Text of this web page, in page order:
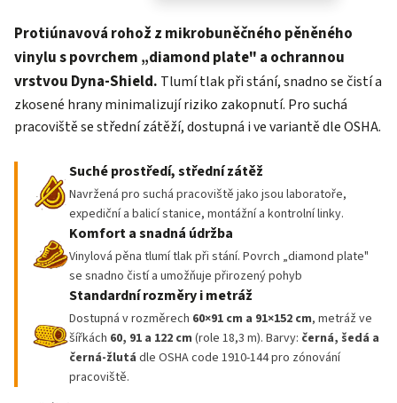
Protiúnavová rohož z mikrobuněčného pěněného
vinylu s povrchem „diamond plate" a ochrannou
vrstvou Dyna-Shield. Tlumí tlak při stání, snadno se čistí a
zkosené hrany minimalizují riziko zakopnutí. Pro suchá
pracoviště se střední zátěží, dostupná i ve variantě dle OSHA.
Suché prostředí, střední zátěž
Navržená pro suchá pracoviště jako jsou laboratoře,
expediční a balicí stanice, montážní a kontrolní linky.
Komfort a snadná údržba
Vinylová pěna tlumí tlak při stání. Povrch „diamond plate"
se snadno čistí a umožňuje přirozený pohyb
Standardní rozměry i metráž
Dostupná v rozměrech 60×91 cm a 91×152 cm, metráž ve
šířkách 60, 91 a 122 cm (role 18,3 m). Barvy: černá, šedá a
černá-žlutá dle OSHA code 1910-144 pro zónování
pracoviště.